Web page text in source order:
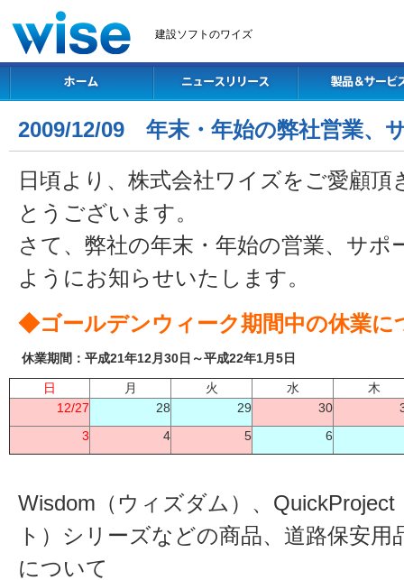
建設ソフトのワイズ
2009/12/09 年末・年始の弊社営業、
日頃より、株式会社ワイズをご愛顧
とうございます。
さて、弊社の年末・年始の営業、サポ
ようにお知らせいたします。
◆ゴールデンウィーク期間中の休業に
休業期間：平成21年12月30日～平成22年1月5日
日 月 火 水
木
12/27
28 29 30
3
4 5 6
Wisdom（ウィズダム）、
ト）シリーズなどの商品、道路保安用
について